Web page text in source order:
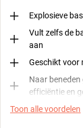
Explosieve
Vult zelfs de
aan
Geschikt voor
Naar
efficiëntie en
Toon alle voordelen